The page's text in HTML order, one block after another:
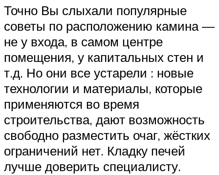
Точно Вы слыхали популярные
советы по расположению камина —
не у входа, в самом центре
помещения, у капитальных стен и
т.д. Но они все устарели : новые
технологии и материалы, которые
применяются во время
строительства, дают возможность
свободно разместить очаг, жёстких
ограничений нет. Кладку печей
лучше доверить специалисту.